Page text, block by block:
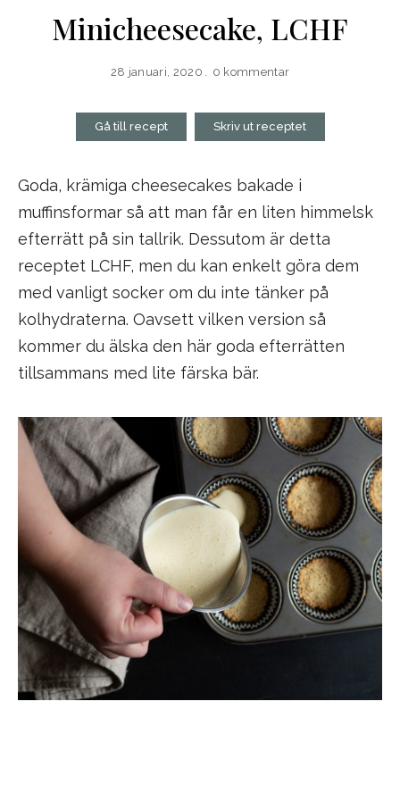
Minicheesecake, LCHF
28 januari, 2020 0 kommentar
Gå till recept Skriv ut receptet
Goda, krämiga cheesecakes bakade i
muffinsformar så att man får en liten himmelsk
efterrätt på sin tallrik. Dessutom är detta
receptet LCHF, men du kan enkelt göra dem
med vanligt socker om du inte tänker på
kolhydraterna. Oavsett vilken version så
kommer du älska den här goda efterrätten
tillsammans med lite färska bär.